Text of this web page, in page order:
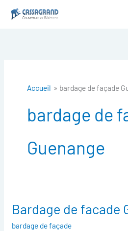
Accueil bardage de façade
bardage de
Guenange
Bardage de facade
bardage de façade
Bardage